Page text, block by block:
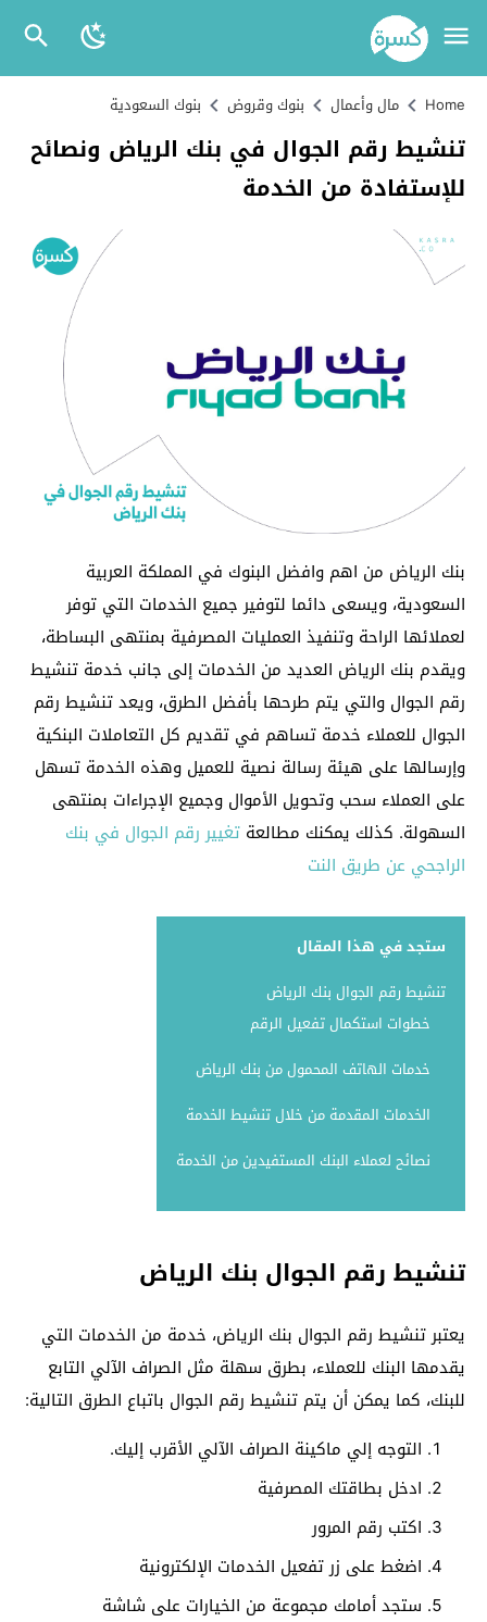
Home مال وأعمال بنوك وقروض بنوك السعودية
تنشيط رقم الجوال في بنك الرياض ونصائح
للإستفادة من الخدمة
بنك الرياض من اهم وافضل البنوك في المملكة العربية
السعودية، ويسعى دائما لتوفير جميع الخدمات التي توفر
لعملائها الراحة وتنفيذ العمليات المصرفية بمنتهى البساطة،
ويقدم بنك الرياض العديد من الخدمات إلى جانب خدمة تنشيط
رقم الجوال والتي يتم طرحها بأفضل الطرق، ويعد تنشيط رقم
الجوال للعملاء خدمة تساهم في تقديم كل التعاملات البنكية
وإرسالها على هيئة رسالة نصية للعميل وهذه الخدمة تسهل
على العملاء سحب وتحويل الأموال وجميع الإجراءات بمنتهى
السهولة. كذلك يمكنك مطالعة تغيير رقم الجوال في بنك
الراجحي عن طريق النت
ستجد في هذا المقال
تنشيط رقم الجوال بنك الرياض
خطوات استكمال تفعيل الرقم
خدمات الهاتف المحمول من بنك الرياض
الخدمات المقدمة من خلال تنشيط الخدمة
نصائح لعملاء البنك المستفيدين من الخدمة
تنشيط رقم الجوال بنك الرياض
يعتبر تنشيط رقم الجوال بنك الرياض، خدمة من الخدمات التي
يقدمها البنك للعملاء، بطرق سهلة مثل الصراف الآلي التابع
للبنك، كما يمكن أن يتم تنشيط رقم الجوال باتباع الطرق التالية:
التوجه إلي ماكينة الصراف الآلي الأقرب إليك.
ادخل بطاقتك المصرفية
اكتب رقم المرور
اضغط على زر تفعيل الخدمات الإلكترونية
ستجد أمامك مجموعة من الخيارات على شاشة